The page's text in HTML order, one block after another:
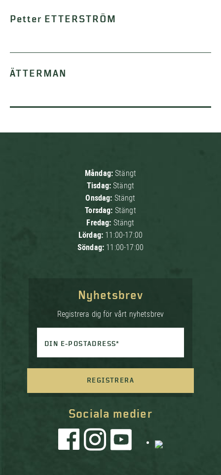
Petter ETTERSTRÖM
ÄTTERMAN
Måndag:Stängt
Tisdag:Stängt
Onsdag: Stängt
Torsdag: Stängt
Fredag: Stängt
Lördag: 11:00-17:00
Söndag: 11:00-17:00
Sociala medier
Nyhetsbrev
Registrera dig för vårt nyhetsbrev
DIN E-POSTADRESS*
REGISTRERA